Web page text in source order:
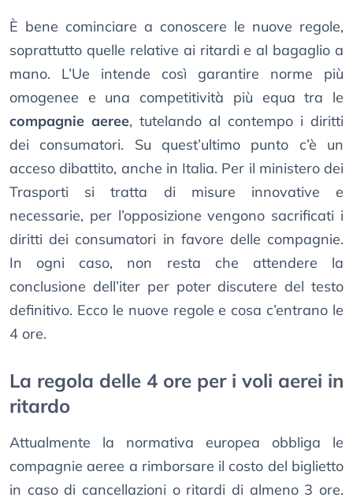
È bene cominciare a conoscere le nuove regole,
soprattutto quelle relative ai ritardi e al bagaglio a
mano. L’Ue intende così garantire norme più
omogenee e una competitività più equa tra le
compagnie aeree, tutelando al contempo i diritti
dei consumatori. Su quest’ultimo punto c’è un
acceso dibattito, anche in Italia. Per il ministero dei
Trasporti si tratta di misure innovative e
necessarie, per l’opposizione vengono sacrificati i
diritti dei consumatori in favore delle compagnie.
In ogni caso, non resta che attendere la
conclusione dell’iter per poter discutere del testo
definitivo. Ecco le nuove regole e cosa c’entrano le
4 ore.
La regola delle 4 ore per i voli aerei in
ritardo
Attualmente la normativa europea obbliga le
compagnie aeree a rimborsare il costo del biglietto
in caso di cancellazioni o ritardi di almeno 3 ore.